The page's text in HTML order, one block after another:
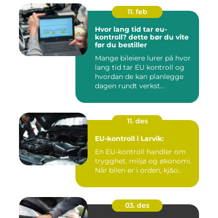
11. feb
Hvor lang tid tar eu-
kontroll? dette bør du vite
før du bestiller
Mange bileiere lurer på hvor
lang tid tar EU kontroll og
hvordan de kan planlegge
dagen rundt verkst...
11. des
EU-kontroll i Larvik:
En EU-kontroll handler om
trygghet, miljø og økonomi.
Når bilen er i orden, kj&o...
03. des